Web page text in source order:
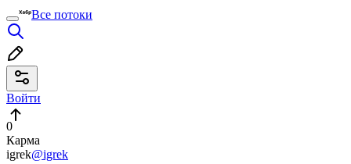
Все потоки
Войти
0
Карма
igrek@igrek